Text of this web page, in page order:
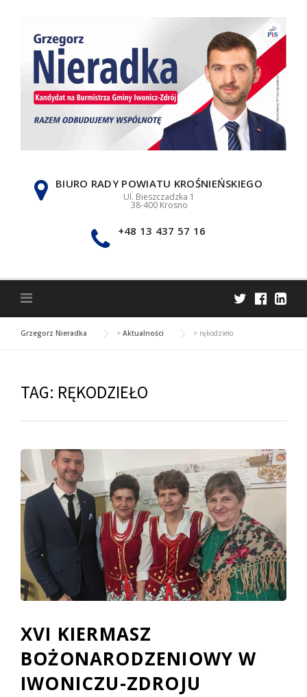
BIURO RADY POWIATU KROŚNIEŃSKIEGO
Ul. Bieszczadzka 1
38-400 Krosno
+48 13 437 57 16
Grzegorz Nieradka > Aktualności > rękodzieło
TAG: RĘKODZIEŁO
XVI KIERMASZ
BOŻONARODZENIOWY W
IWONICZU-ZDROJU